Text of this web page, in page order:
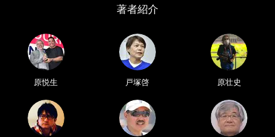
著者紹介
原悦生 戸塚啓 原壮史